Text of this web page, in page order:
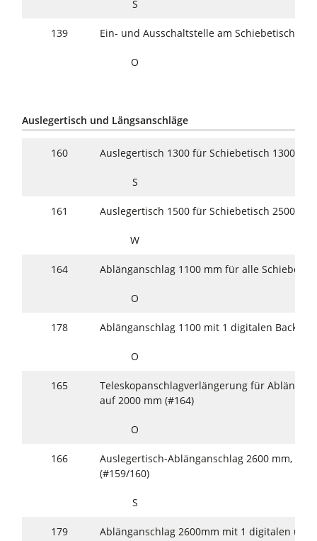
S
139 Ein- und Ausschaltstelle am Schiebetisch
O
Auslegertisch und Längsanschläge
160 Auslegertisch 1300 für Schiebetisch
S
161 Auslegertisch 1500 für Schiebetisch
W
164 Ablänganschlag 1100 mm für alle
O
178 Ablänganschlag 1100 mit 1 digitalen Backen
O
165
Teleskopanschlagverlängerung für
auf 2000 mm (#164)
O
166
Auslegertisch-Ablänganschlag 2600 mm,
(#159/160)
S
179
Ablänganschlag 2600mm mit 1 digitalen und